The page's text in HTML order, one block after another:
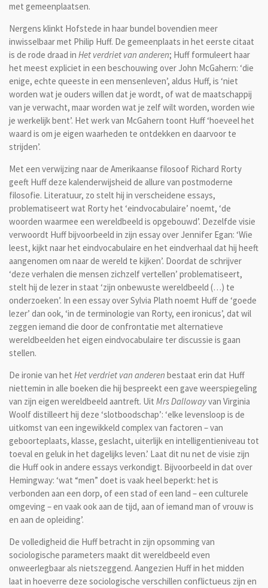
met gemeenplaatsen.
Nergens klinkt Hofstede in haar bundel bovendien meer
inwisselbaar met Philip Huff. De gemeenplaats in het eerste citaat
is de rode draad in Het verdriet van anderen; Huff formuleert haar
het meest expliciet in een beschouwing over John McGahern: ‘die
enige, echte queeste in een mensenleven’, aldus Huff, is ‘niet
worden wat je ouders willen dat je wordt, of wat de maatschappij
van je verwacht, maar worden wat je zelf wilt worden, worden wie
je werkelijk bent’. Het werk van McGahern toont Huff ‘hoeveel het
waard is om je eigen waarheden te ontdekken en daarvoor te
strijden’.
Met een verwijzing naar de Amerikaanse filosoof Richard Rorty
geeft Huff deze kalenderwijsheid de allure van postmoderne
filosofie. Literatuur, zo stelt hij in verscheidene essays,
problematiseert wat Rorty het ‘eindvocabulaire’ noemt, ‘de
woorden waarmee een wereldbeeld is opgebouwd’. Dezelfde visie
verwoordt Huff bijvoorbeeld in zijn essay over Jennifer Egan: ‘Wie
leest, kijkt naar het eindvocabulaire en het eindverhaal dat hij heeft
aangenomen om naar de wereld te kijken’. Doordat de schrijver
‘deze verhalen die mensen zichzelf vertellen’ problematiseert,
stelt hij de lezer in staat ‘zijn onbewuste wereldbeeld (…) te
onderzoeken’. In een essay over Sylvia Plath noemt Huff de ‘goede
lezer’ dan ook, ‘in de terminologie van Rorty, een ironicus’, dat wil
zeggen iemand die door de confrontatie met alternatieve
wereldbeelden het eigen eindvocabulaire ter discussie is gaan
stellen.
De ironie van het Het verdriet van anderen bestaat erin dat Huff
niettemin in alle boeken die hij bespreekt een gave weerspiegeling
van zijn eigen wereldbeeld aantreft. Uit Mrs Dallowayvan Virginia
Woolf distilleert hij deze ‘slotboodschap’: ‘elke levensloop is de
uitkomst van een ingewikkeld complex van factoren – van
geboorteplaats, klasse, geslacht, uiterlijk en intelligentieniveau tot
toeval en geluk in het dagelijks leven.’ Laat dit nu net de visie zijn
die Huff ook in andere essays verkondigt. Bijvoorbeeld in dat over
Hemingway: ‘wat “men” doet is vaak heel beperkt: het is
verbonden aan een dorp, of een stad of een land – een culturele
omgeving – en vaak ook aan de tijd, aan of iemand man of vrouw is
en aan de opleiding’.
De volledigheid die Huff betracht in zijn opsomming van
sociologische parameters maakt dit wereldbeeld even
onweerlegbaar als nietszeggend. Aangezien Huff in het midden
laat in hoeverre deze sociologische verschillen conflictueus zijn en